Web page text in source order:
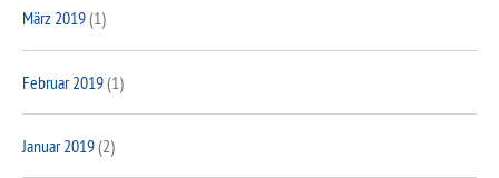
März 2019(1)
Februar 2019(1)
Januar 2019(2)